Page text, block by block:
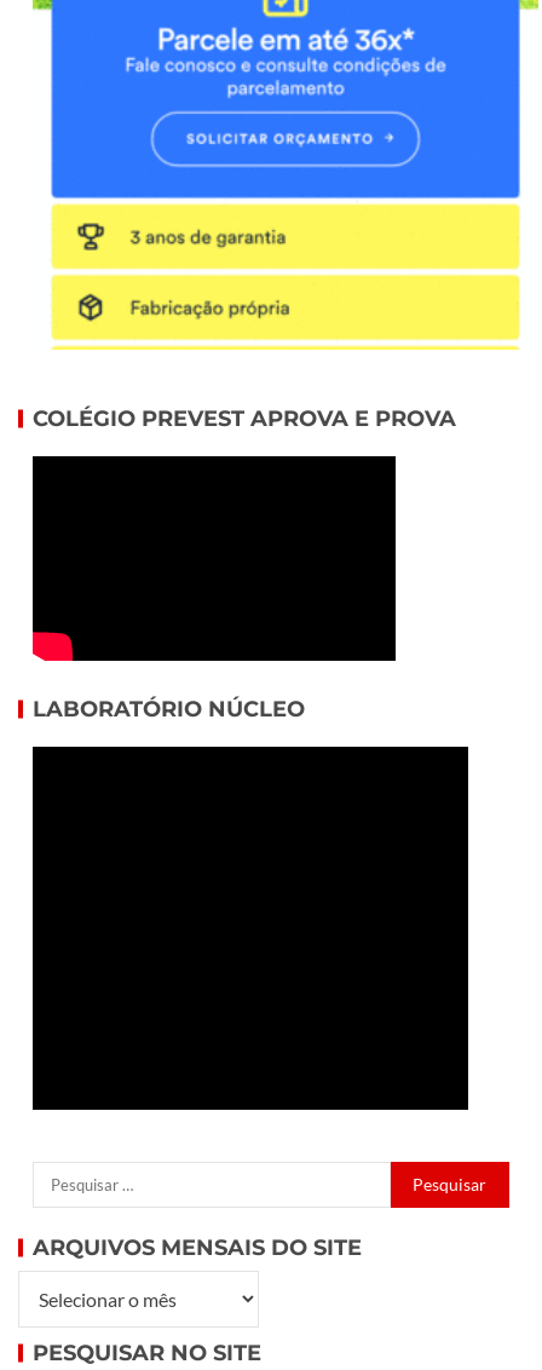
COLÉGIO PREVEST APROVA E PROVA
LABORATÓRIO NÚCLEO
ARQUIVOS MENSAIS DO SITE
PESQUISAR NO SITE